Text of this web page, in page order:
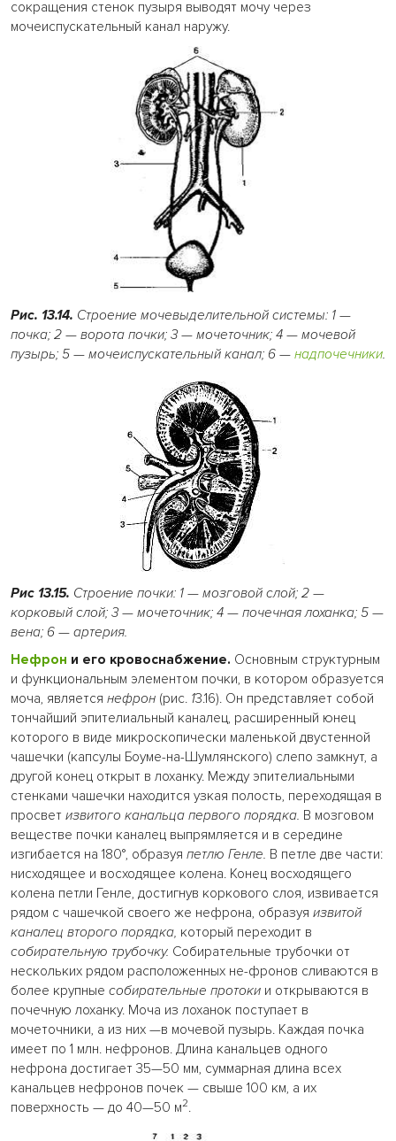
сокращения стенок пузыря выводят мочу через
мочеиспускательный канал наружу.
Рис. 13.14. Строение мочевыделительной системы: 1 —
почка; 2 — ворота почки; 3— мочеточник; 4 — мочевой
пузырь; 5 — мочеиспускательный канал; 6 — надпочечники.
Рис 13.15. Строение почки: 1 — мозговой слой; 2 —
корковый слой; 3— мочеточник; 4 — почечная лоханка; 5 —
вена; 6 — артерия.
Нефрон и его кровоснабжение. Основным структурным
и функциональным элементом почки, в котором образуется
моча, является нефрон (рис. 13.16). Он представляет собой
тончайший эпителиальный каналец, расширенный юнец
которого в виде микроскопически маленькой двустенной
чашечки (капсулы Боуме-на-Шумлянского) слепо замкнут, а
другой конец открыт в лоханку. Между эпителиальными
стенками чашечки находится узкая полость, переходящая в
просвет извитого канальца первого порядка. В мозговом
веществе почки каналец выпрямляется и в середине
изгибается на 180°, образуя петлю Генле. В петле две части:
нисходящее и восходящее колена. Конец восходящего
колена петли Генле, достигнув коркового слоя, извивается
рядом с чашечкой своего же нефрона, образуя извитой
каналец второго порядка, который переходит в
собирательную трубочку. Собирательные трубочки от
нескольких рядом расположенных не-фронов сливаются в
более крупные собирательные протоки и открываются в
почечную лоханку. Моча из лоханок поступает в
мочеточники, а из них —в мочевой пузырь. Каждая почка
имеет по 1 млн. нефронов. Длина канальцев одного
нефрона достигает 35—50 мм, суммарная длина всех
канальцев нефронов почек — свыше 100 км, а их
поверхность — до 40—50 м2.